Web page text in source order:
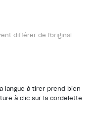
différer de l'original
langue à tirer prend bien
à clic sur la cordelette